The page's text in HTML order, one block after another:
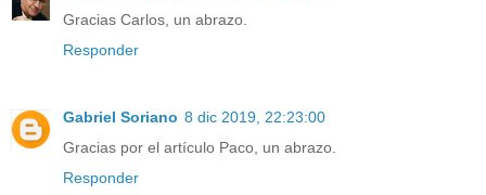
Gracias Carlos, un abrazo.
Responder
Gabriel Soriano 8 dic 2019, 22:23:00
Gracias por el artículo Paco, un abrazo.
Responder